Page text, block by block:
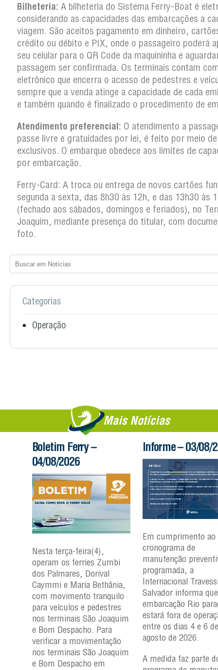
Bilheteria: A bilheteria do Sistema Ferry-Boat é
considerando as capacidades das embarcações a
viagem. São aceitos pagamento em dinheiro,
crédito ou débito e PIX, onde o passageiro poderá
seu celular para o QR Code da maquininha e
passagem ser confirmada. Os terminais contam
eletrônico que encerra o acesso de pedestres e
sempre que a venda atinge a capacidade de cada
e também quando é finalizado o procedimento de
Atendimento preferencial: O atendimento a
passe livre e gratuidades por lei, é feito por meio
exclusivos. O embarque obedece aos limites de
por embarcação.
Ferry-Card: A troca ou entrega de novos cartões
segunda a sexta, das 8h30 às 12h, e das 13h30 às
(fechado aos sábados, domingos e feriados), no
Joaquim, mediante presença do titular, com
foto.
Categorias
Operação
Mais Notícias
Boletim Ferry –
04/08/2026
Nesta terça-feira(4),
operam os ferries Zumbi
dos Palmares, Dorival
Caymmi e Maria Bethânia,
com movimento tranquilo
para veículos e pedestres
nos terminais São Joaquim
e Bom Despacho. Para
verificar a movimentação
nos terminais São Joaquim
e Bom Despacho em
Informe – 03/08/
Em cumprimento ao
cronograma de
manutenção
programada, a
Internacional
Salvador informa
embarcação Rio
estará fora de
entre os dias 4 e 6 de
agosto de 2026.
A medida faz parte